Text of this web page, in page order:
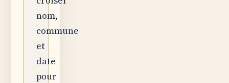
nom,
commune
et
date
pour